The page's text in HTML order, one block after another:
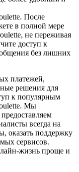
После
в полной мере
не переживая
доступ к
без лишних
платежей,
решения для
к популярным
Мы
всегда на
оказать поддержку
сервисов.
жизнь проще и